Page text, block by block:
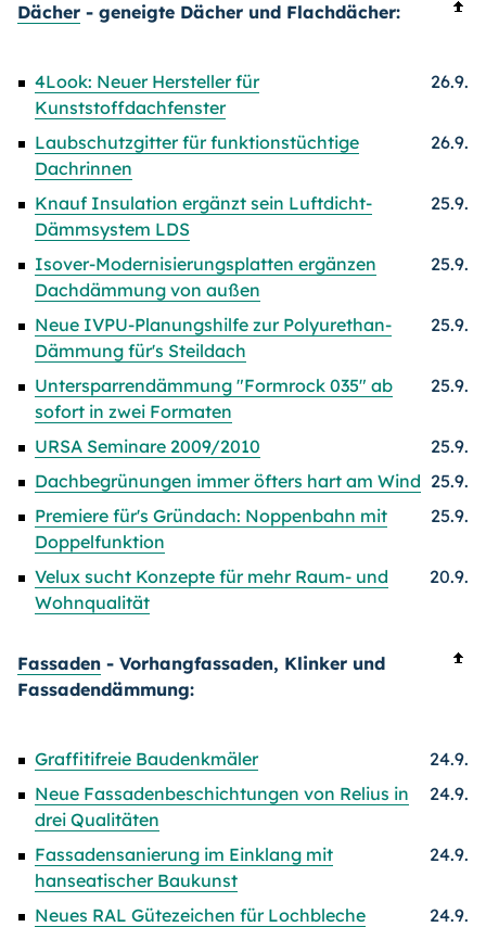
Dächer - geneigte Dächer und Flachdächer:
4Look: Neuer Hersteller für
Kunststoffdachfenster
26.9.
Laubschutzgitter für funktionstüchtige
Dachrinnen
26.9.
Knauf Insulation ergänzt sein Luftdicht-
Dämmsystem LDS
25.9.
Isover-Modernisierungsplatten ergänzen
Dachdämmung von außen
25.9.
Neue IVPU-Planungshilfe zur Polyurethan-
Dämmung für's Steildach
25.9.
Untersparrendämmung "Formrock 035" ab
sofort in zwei Formaten
25.9.
URSA Seminare 2009/2010
25.9.
Dachbegrünungen immer öfters hart am Wind 25.9.
Premiere für's Gründach: Noppenbahn mit
Doppelfunktion
25.9.
Velux sucht Konzepte für mehr Raum- und
Wohnqualität
20.9.
Fassaden - Vorhangfassaden, Klinker und
Fassadendämmung:
Graffitifreie Baudenkmäler
24.9.
Neue Fassadenbeschichtungen von Relius in
drei Qualitäten
24.9.
Fassadensanierung im Einklang mit
hanseatischer Baukunst
24.9.
Neues RAL Gütezeichen für Lochbleche 24.9.